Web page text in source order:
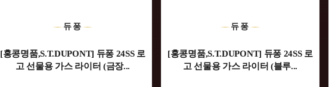
듀퐁
[홍콩명품,S.T.DUPONT] 듀퐁 24SS 로
고 선물용 가스 라이터 (금장...
듀퐁
[홍콩명품,S.T.DUPONT] 듀퐁 24SS 로
고 선물용 가스 라이터 (블루...